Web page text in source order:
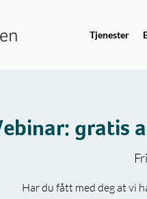
Tjenester
gratis
Har du fått med deg at vi